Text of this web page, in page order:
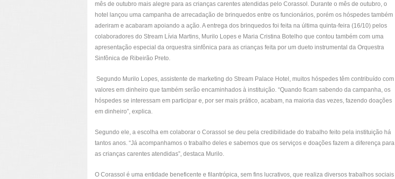
mês de outubro mais alegre para as crianças carentes atendidas pelo Corassol. Durante o mês de outubro, o
hotel lançou uma campanha de arrecadação de brinquedos entre os funcionários, porém os hóspedes também
aderiram e acabaram apoiando a ação. A entrega dos brinquedos foi feita na última quinta-feira (16/10) pelos
colaboradores do Stream Lívia Martins, Murilo Lopes e Maria Cristina Botelho que contou também com uma
apresentação especial da orquestra sinfônica para as crianças feita por um dueto instrumental da Orquestra
Sinfônica de Ribeirão Preto.
Segundo Murilo Lopes, assistente de marketing do Stream Palace Hotel, muitos hóspedes têm contribuído com
valores em dinheiro que também serão encaminhados à instituição. “Quando ficam sabendo da campanha, os
hóspedes se interessam em participar e, por ser mais prático, acabam, na maioria das vezes, fazendo doações
em dinheiro”, explica.
Segundo ele, a escolha em colaborar o Corassol se deu pela credibilidade do trabalho feito pela instituição há
tantos anos. “Já acompanhamos o trabalho deles e sabemos que os serviços e doações fazem a diferença para
as crianças carentes atendidas”, destaca Murilo.
O Corassol é uma entidade beneficente e filantrópica, sem fins lucrativos, que realiza diversos trabalhos sociais